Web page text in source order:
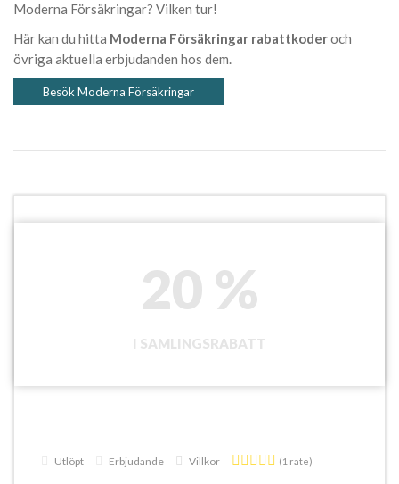
Moderna Försäkringar? Vilken tur!
Här kan du hitta Moderna Försäkringar rabattkoderoch
övriga aktuella erbjudanden hos dem.
Besök Moderna Försäkringar
20 %
I SAMLINGSRABATT
Utlöpt Erbjudande Villkor (1 rate)